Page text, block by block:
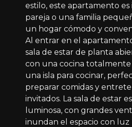
estilo, este apartamento es
pareja o una familia
un hogar cómodo y
Al entrar en el
sala de estar de planta
con una cocina
una isla para cocinar,
preparar comidas y
invitados. La sala de estar
luminosa, con grandes
inundan el espacio con luz